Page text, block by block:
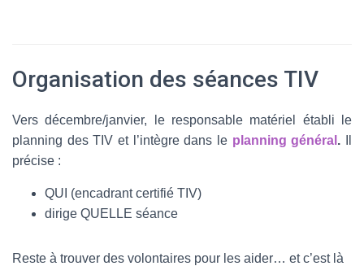
Organisation des séances TIV
Vers décembre/janvier, le responsable matériel établi le
planning des TIV et l’intègre dans le planning général .
précise :
QUI (encadrant certifié TIV)
dirige QUELLE séance
Reste à trouver des volontaires pour les aider… et c’est là